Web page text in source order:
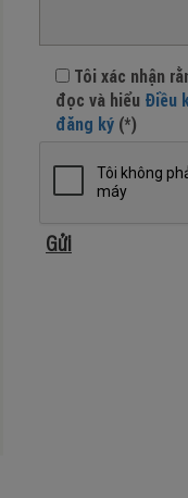
Tôi xác nhận
đọc và hiểu Điều
đăng ký (*)